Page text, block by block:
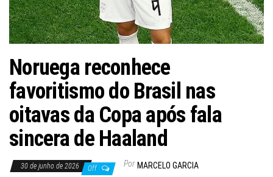
Noruega reconhece
favoritismo do Brasil nas
oitavas da Copa após fala
sincera de Haaland
30 de junho de 2026 Off Por MARCELO GARCIA